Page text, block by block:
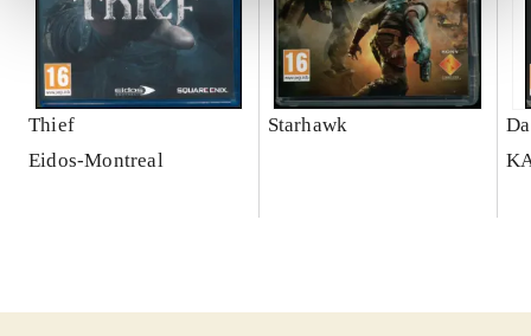
Thief
Eidos-Montreal
Starhawk